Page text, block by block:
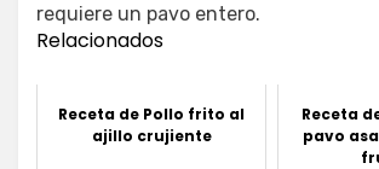
requiere un pavo entero.
Relacionados
Receta de Pollo frito al
ajillo crujiente
Receta
pavo